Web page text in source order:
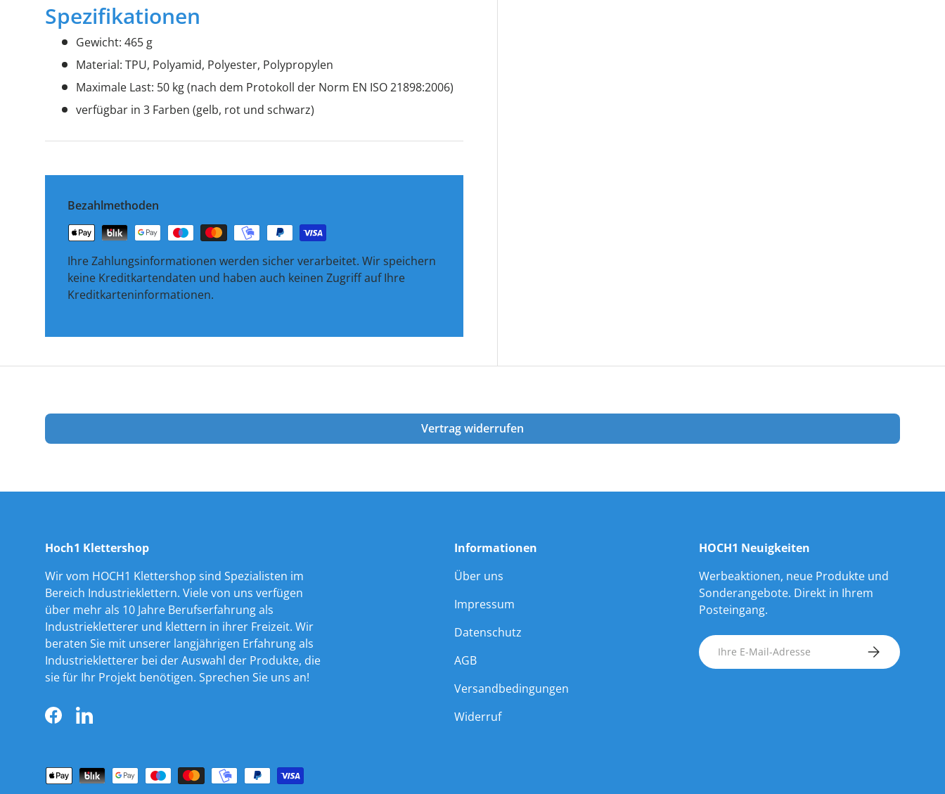
Spezifikationen
Gewicht: 465 g
Material: TPU, Polyamid, Polyester, Polypropylen
Maximale Last: 50 kg (nach dem Protokoll der Norm EN ISO 21898:2006)
verfügbar in 3 Farben (gelb, rot und schwarz)
Bezahlmethoden
Ihre Zahlungsinformationen werden sicher verarbeitet. Wir speichern
keine Kreditkartendaten und haben auch keinen Zugriff auf Ihre
Kreditkarteninformationen.
Vertrag widerrufen
Hoch1 Klettershop
Wir vom HOCH1 Klettershop sind Spezialisten im
Bereich Industrieklettern. Viele von uns verfügen
über mehr als 10 Jahre Berufserfahrung als
Industriekletterer und klettern in ihrer Freizeit. Wir
beraten Sie mit unserer langjährigen Erfahrung als
Industriekletterer bei der Auswahl der Produkte, die
sie für Ihr Projekt benötigen. Sprechen Sie uns an!
FacebookLinkedIn
Informationen
Über uns
Impressum
Datenschutz
AGB
Versandbedingungen
Widerruf
HOCH1 Neuigkeiten
Werbeaktionen, neue Produkte und
Sonderangebote. Direkt in Ihrem
Posteingang.
E-Mail ABONNIEREN
Zahlungsmethoden